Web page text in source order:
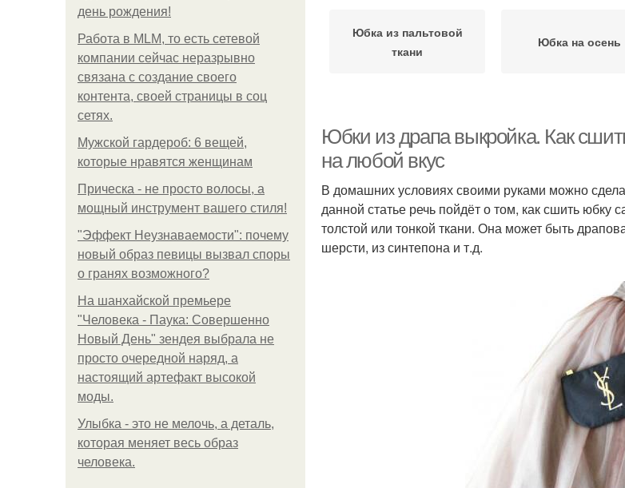
день рождения!
Работа в MLM, то есть сетевой
компании сейчас неразрывно
связана с создание своего
контента, своей страницы в соц
сетях.
Мужской гардероб: 6 вещей,
которые нравятся женщинам
Прическа - не просто волосы, а
мощный инструмент вашего стиля!
"Эффект Неузнаваемости": почему
новый образ певицы вызвал споры
о гранях возможного?
На шанхайской премьере
"Человека - Паука: Совершенно
Новый День" зендея выбрала не
просто очередной наряд, а
настоящий артефакт высокой
моды.
Улыбка - это не мелочь, а деталь,
которая меняет весь образ
человека.
Юбка из пальтовой
ткани
Юбка на осень
Юбка из органзы Юбка из шифона
Юбки из драпа выкройка. Как
на любой вкус
В домашних условиях своими руками можно
данной статье речь пойдёт о том, как сшить
толстой или тонкой ткани. Она может быть
шерсти, из синтепона и т.д.